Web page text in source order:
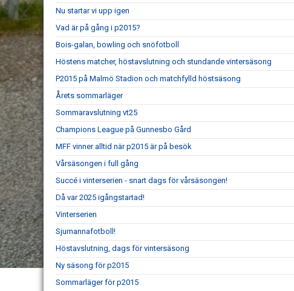
Nu startar vi upp igen
Vad är på gång i p2015?
Bois-galan, bowling och snöfotboll
Höstens matcher, höstavslutning och stundande vintersäsong
P2015 på Malmö Stadion och matchfylld höstsäsong
Årets sommarläger
Sommaravslutning vt25
Champions League på Gunnesbo Gård
MFF vinner alltid när p2015 är på besök
Vårsäsongen i full gång
Succé i vinterserien - snart dags för vårsäsongen!
Då var 2025 igångstartad!
Vinterserien
Sjumannafotboll!
Höstavslutning, dags för vintersäsong
Ny säsong för p2015
Sommarläger för p2015